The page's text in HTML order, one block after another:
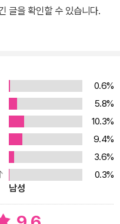
롭게 완성된 신작 『마당 씨
복이란 무엇이며 나에게 있
는 동시에 점차 나이 들어
나 시골 생활을 시작하는 부
솔한 삶의 이야기. 홍연식 작
름에 따라 텃밭을 가꾸며 자
이야기로, 누구나 한 번쯤 꿈
그 한편에는 병든 노부모를
다. 텃밭을 일구며 살아가는
적인 우리의 밥상 문화, 가
지 않은 시골살이를 겪어나
글을 확인할 수 있습니다.
0.6%
5.8%
10.3%
9.4%
3.6%
0.3%
남성